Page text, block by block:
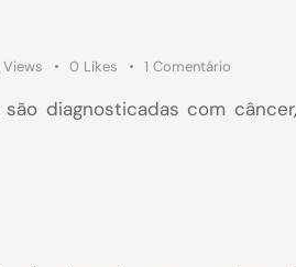
Views 0 Likes 1 Comentário
diagnosticadas com